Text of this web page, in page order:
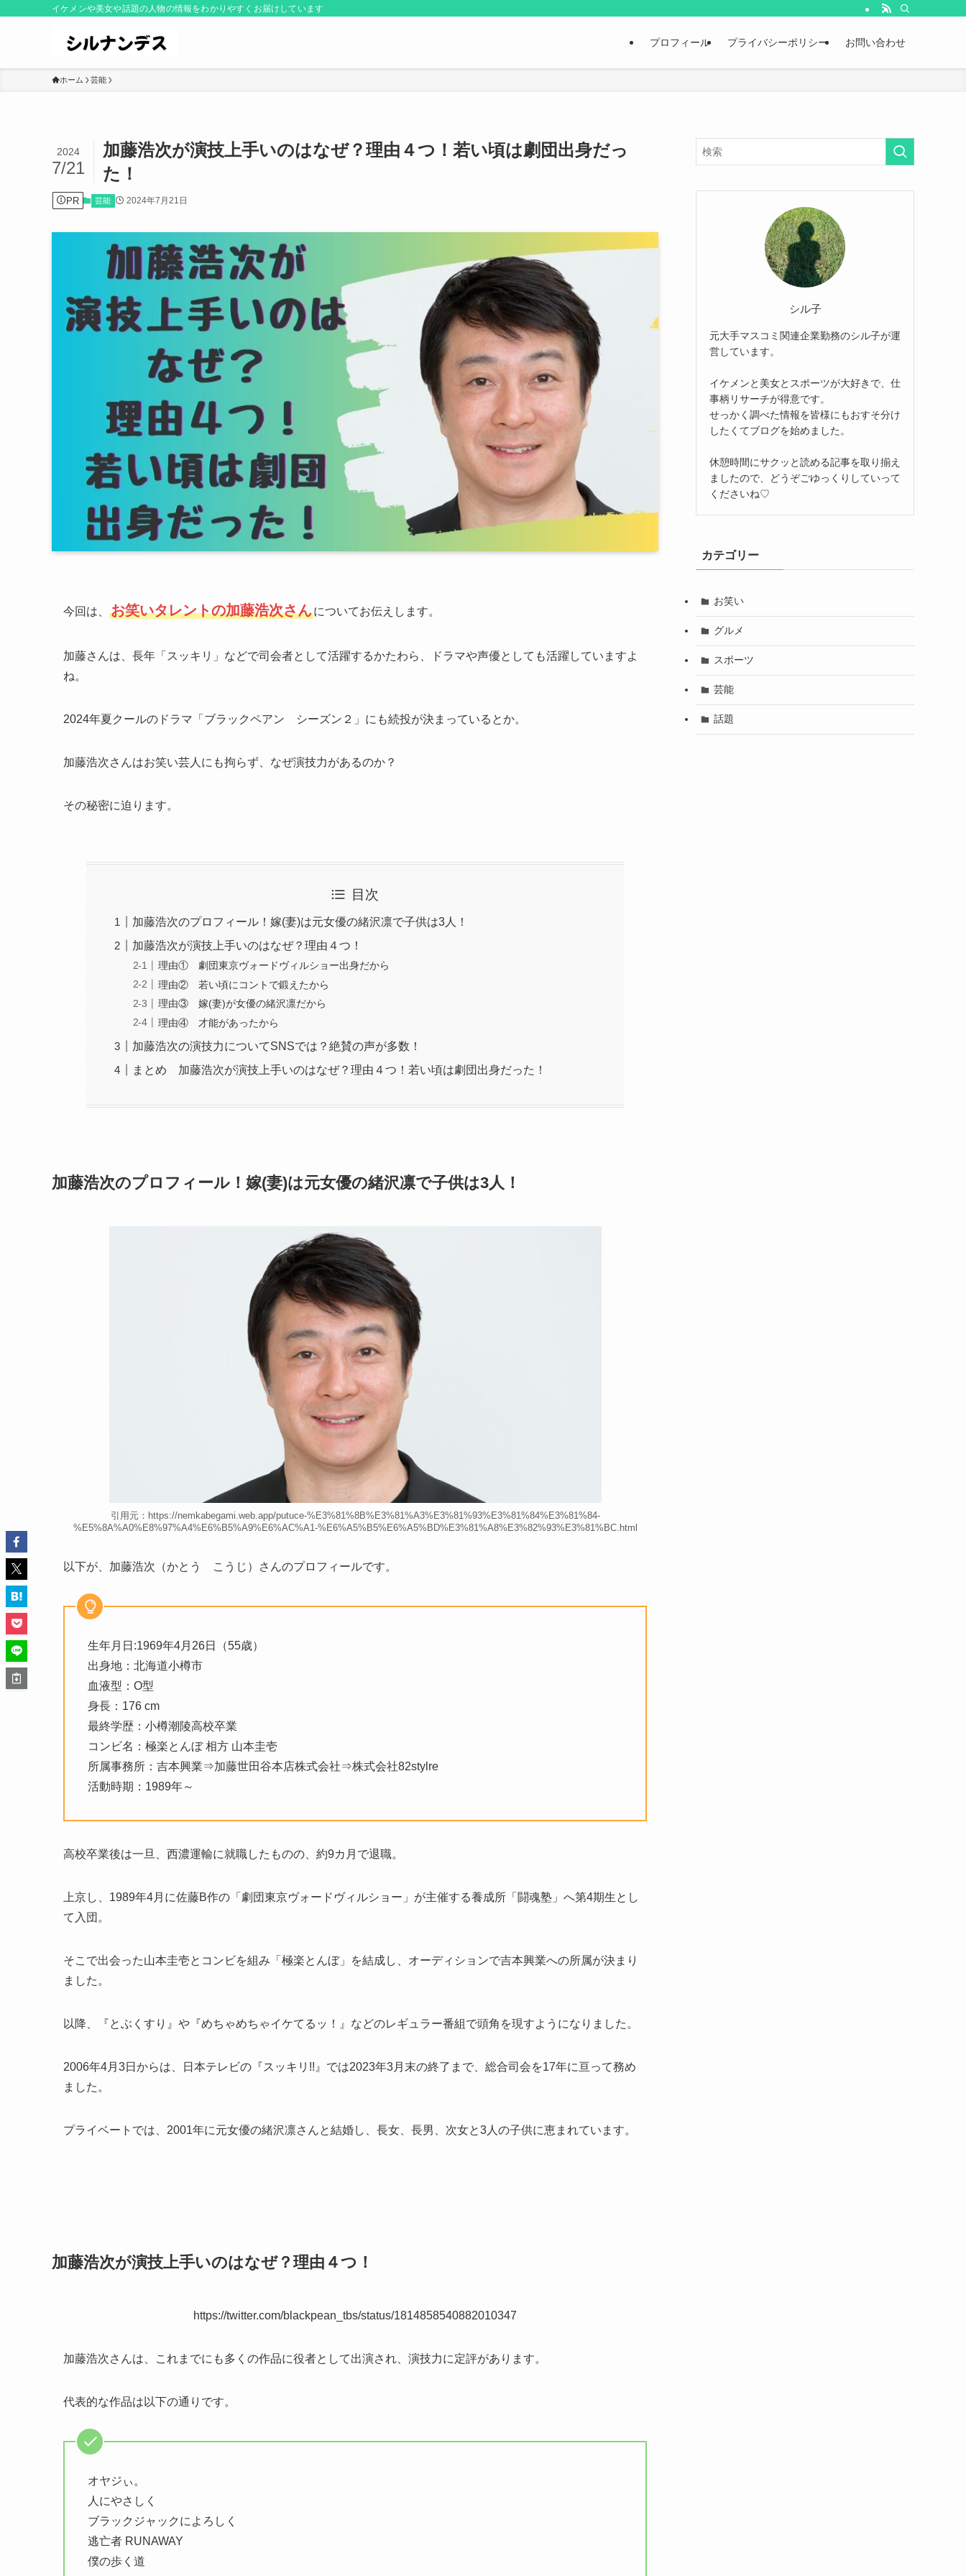
イケメンや美女や話題の人物の情報をわかりやすくお届けしています
プロフィール プライバシーポリシー お問い合わせ
ホーム 芸能
加藤浩次が演技上手いのはなぜ？理由４つ！若い頃は劇団出身だっ
た！
2024
7/21
PR 芸能 2024年7月21日
今回は、 お笑いタレントの加藤浩次さんについてお伝えします。
加藤さんは、長年「スッキリ」などで司会者として活躍するかたわら、ドラマや声優としても活躍していますよ
ね。
2024年夏クールのドラマ「ブラックペアン シーズン２」にも続投が決まっているとか。
加藤浩次さんはお笑い芸人にも拘らず、なぜ演技力があるのか？
その秘密に迫ります。
目次
加藤浩次のプロフィール！嫁(妻)は元女優の緒沢凛で子供は3人！
加藤浩次が演技上手いのはなぜ？理由４つ！
理由① 劇団東京ヴォードヴィルショー出身だから
理由② 若い頃にコントで鍛えたから
理由③ 嫁(妻)が女優の緒沢凛だから
理由④ 才能があったから
加藤浩次の演技力についてSNSでは？絶賛の声が多数！
まとめ 加藤浩次が演技上手いのはなぜ？理由４つ！若い頃は劇団出身だった！
加藤浩次のプロフィール！嫁(妻)は元女優の緒沢凛で子供は3人！
引用元：https://nemkabegami.web.app/putuce-%E3%81%8B%E3%81%A3%E3%81%93%E3%81%84%E3%81%84-
%E5%8A%A0%E8%97%A4%E6%B5%A9%E6%AC%A1-%E6%A5%B5%E6%A5%BD%E3%81%A8%E3%82%93%E3%81%BC.html
以下が、加藤浩次（かとう こうじ）さんのプロフィールです。
生年月日:1969年4月26日（55歳）
出身地：北海道小樽市
血液型：O型
身長：176 cm
最終学歴：小樽潮陵高校卒業
コンビ名：極楽とんぼ 相方 山本圭壱
所属事務所：吉本興業⇒加藤世田谷本店株式会社⇒株式会社82stylre
活動時期：1989年～
高校卒業後は一旦、西濃運輸に就職したものの、約9カ月で退職。
上京し、1989年4月に佐藤B作の「劇団東京ヴォードヴィルショー」が主催する養成所「闘魂塾」へ第4期生とし
て入団。
そこで出会った山本圭壱とコンビを組み「極楽とんぼ」を結成し、オーディションで吉本興業への所属が決まり
ました。
以降、『とぶくすり』や『めちゃめちゃイケてるッ！』などのレギュラー番組で頭角を現すようになりました。
2006年4月3日からは、日本テレビの『スッキリ!!』では2023年3月末の終了まで、総合司会を17年に亘って務め
ました。
プライベートでは、2001年に元女優の緒沢凛さんと結婚し、長女、長男、次女と3人の子供に恵まれています。
加藤浩次が演技上手いのはなぜ？理由４つ！
https://twitter.com/blackpean_tbs/status/1814858540882010347
加藤浩次さんは、これまでにも多くの作品に役者として出演され、演技力に定評があります。
代表的な作品は以下の通りです。
オヤジぃ。
人にやさしく
ブラックジャックによろしく
逃亡者 RUNAWAY
僕の歩く道
シル子
元大手マスコミ関連企業勤務のシル子が運
営しています。
イケメンと美女とスポーツが大好きで、仕
事柄リサーチが得意です。
せっかく調べた情報を皆様にもおすそ分け
したくてブログを始めました。
休憩時間にサクッと読める記事を取り揃え
ましたので、どうぞごゆっくりしていって
くださいね♡
カテゴリー
お笑い
グルメ
スポーツ
芸能
話題